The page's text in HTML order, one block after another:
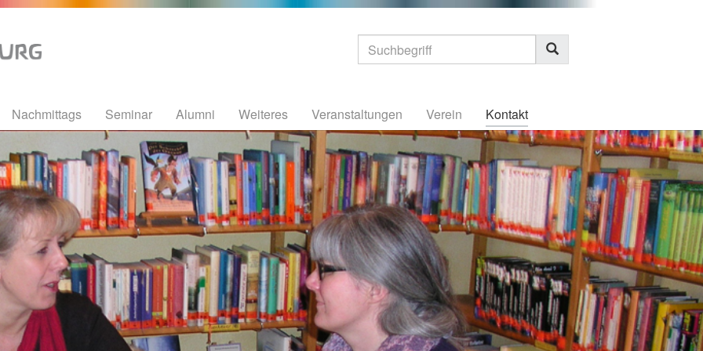
Nachmittags Seminar Alumni Weiteres Veranstaltungen Verein Kontakt